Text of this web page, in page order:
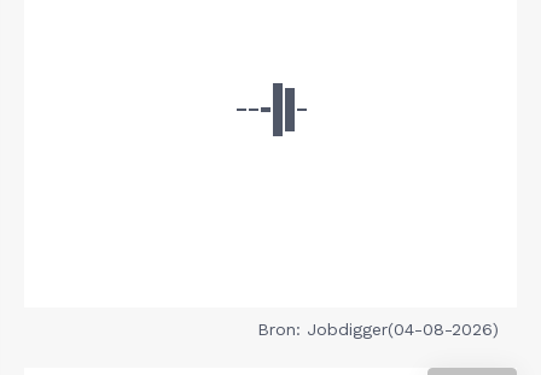
Bron: Jobdigger(04-08-2026)